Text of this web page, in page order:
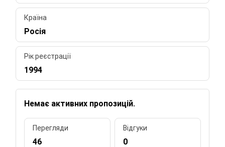
Країна
Росія
Рік реєстрації
1994
Немає активних пропозицій.
Перегляди
46
Відгуки
0